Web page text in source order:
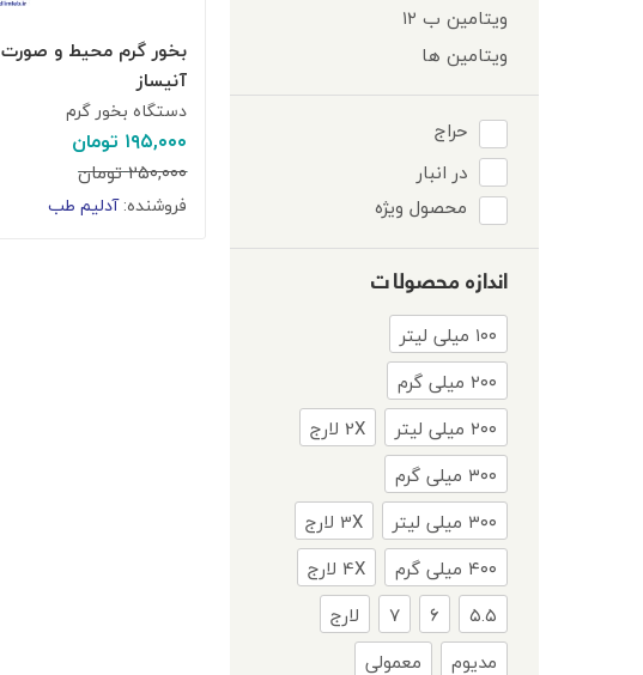
ویتامین ب ۱۲
ویتامین ها
حراج
در انبار
محصول ویژه
اندازه محصولات
۱۰۰ میلی لیتر
۲۰۰ میلی گرم
۲۰۰ میلی لیتر
2X لارج
۳۰۰ میلی گرم
۳۰۰ میلی لیتر
3X لارج
۴۰۰ میلی گرم
4X لارج
۵.۵
۶ ۷
لارج
مدیوم
معمولی
بخور گرم محیط و صورت
آنیساز
دستگاه بخور گرم
۱۹۵,۰۰۰ تومان
۲۵۰,۰۰۰تومان
فروشنده:آدلیم طب